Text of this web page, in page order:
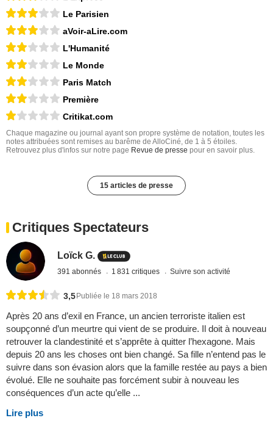
Le Parisien
aVoir-aLire.com
L'Humanité
Le Monde
Paris Match
Première
Critikat.com
Chaque magazine ou journal ayant son propre système de notation, toutes les
notes attribuées sont remises au barême de AlloCiné, de 1 à 5 étoiles.
Retrouvez plus d'infos sur notre page Revue de presse pour en savoir plus.
15 articles de presse
Critiques Spectateurs
Loïck G.
391 abonnés 1 831 critiques Suivre son activité
3,5 Publiée le 18 mars 2018
Après 20 ans d’exil en France, un ancien terroriste italien est
soupçonné d’un meurtre qui vient de se produire. Il doit à nouveau
retrouver la clandestinité et s’apprête à quitter l’hexagone. Mais
depuis 20 ans les choses ont bien changé. Sa fille n’entend pas le
suivre dans son évasion alors que la famille restée au pays a bien
évolué. Elle ne souhaite pas forcément subir à nouveau les
conséquences d’un acte qu’elle ...
Lire plus